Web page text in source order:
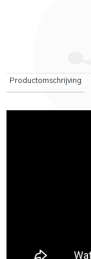
Productomschrijving